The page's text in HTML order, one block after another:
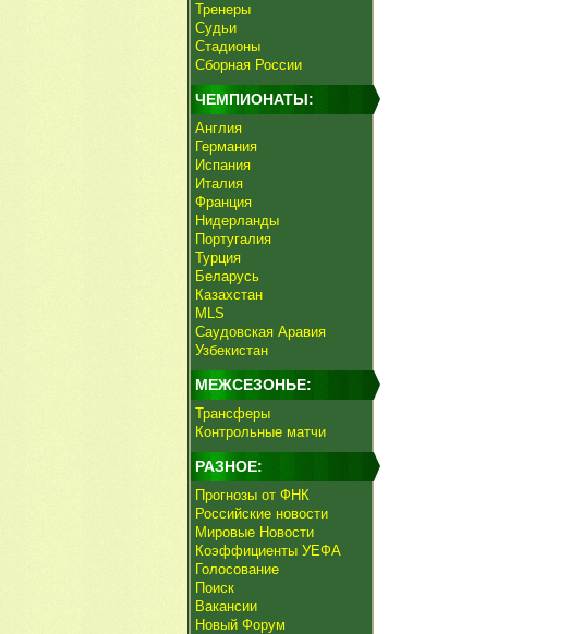
Тренеры
Судьи
Стадионы
Сборная России
ЧЕМПИОНАТЫ:
Англия
Германия
Испания
Италия
Франция
Нидерланды
Португалия
Турция
Беларусь
Казахстан
MLS
Саудовская Аравия
Узбекистан
МЕЖСЕЗОНЬЕ:
Трансферы
Контрольные матчи
РАЗНОЕ:
Прогнозы от ФНК
Российские новости
Мировые Новости
Коэффициенты УЕФА
Голосование
Поиск
Вакансии
Новый Форум